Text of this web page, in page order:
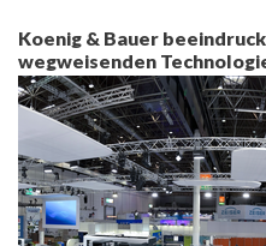
Koenig & Bauer
wegweisenden